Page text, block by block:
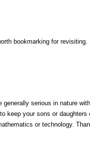
bookmarking for
serious in nature
keep your sons or
or technology.